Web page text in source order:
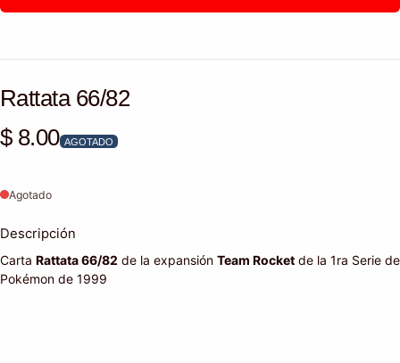
Rattata 66/82
Precio habitual
$ 8.00 AGOTADO
Agotado
Descripción
Carta Rattata 66/82 de la expansión Team Rocket de la 1ra Serie de
Pokémon de 1999